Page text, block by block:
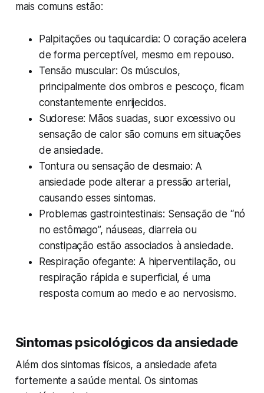
mais comuns estão:
Palpitações ou taquicardia: O coração acelera
de forma perceptível, mesmo em repouso.
Tensão muscular: Os músculos,
principalmente dos ombros e pescoço, ficam
constantemente enrijecidos.
Sudorese: Mãos suadas, suor excessivo ou
sensação de calor são comuns em situações
de ansiedade.
Tontura ou sensação de desmaio: A
ansiedade pode alterar a pressão arterial,
causando esses sintomas.
Problemas gastrointestinais: Sensação de “nó
no estômago”, náuseas, diarreia ou
constipação estão associados à ansiedade.
Respiração ofegante: A hiperventilação, ou
respiração rápida e superficial, é uma
resposta comum ao medo e ao nervosismo.
Sintomas psicológicos da ansiedade
Além dos sintomas físicos, a ansiedade afeta
fortemente a saúde mental. Os sintomas